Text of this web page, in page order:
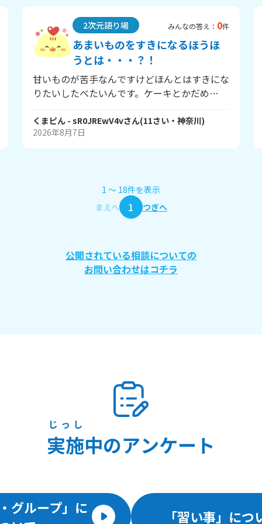
か？！教えて欲しいです！ ※名字や名前など
個人情報は書かないでね。
2次元語り場 みんなの答え： 0件
あまいものをすきになるほうほ
うとは・・・？！
甘いものが苦手なんですけどほんとはすきにな
りたいしたべたいんです。ケーキとかだめ
くまピん- sR0JREwV4vさん(11さい・ 神奈川)
2026年8月7日
1 〜 18件を表示
まえへ
1 つぎへ
公開されている相談についての
お問い合わせはコチラ
実施
じっし
中のアンケート
グループ」に
「習い事」につ